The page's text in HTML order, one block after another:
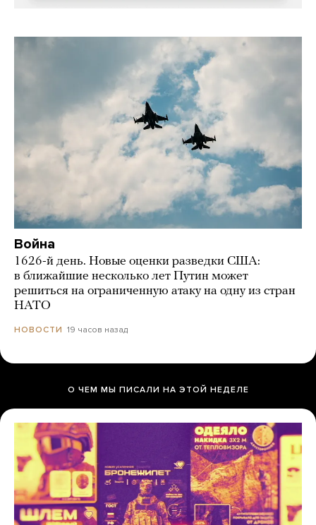
Война
1626-й день. Новые оценки разведки США:
в ближайшие несколько лет Путин может
решиться на ограниченную атаку на одну из стран
НАТО
НОВОСТИ 19 часов назад
О ЧЕМ МЫ ПИСАЛИ НА ЭТОЙ НЕДЕЛЕ